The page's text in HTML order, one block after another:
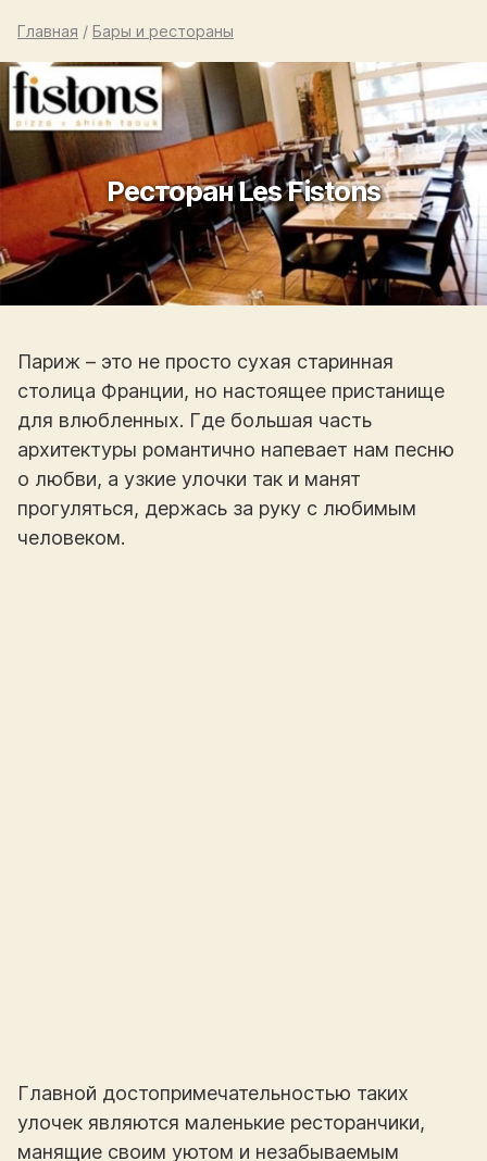
Главная / Бары и рестораны
Ресторан Les Fistons
Париж – это не просто сухая старинная
столица Франции, но настоящее пристанище
для влюбленных. Где большая часть
архитектуры романтично напевает нам песню
о любви, а узкие улочки так и манят
прогуляться, держась за руку с любимым
человеком.
Главной достопримечательностью таких
улочек являются маленькие ресторанчики,
манящие своим уютом и незабываемым